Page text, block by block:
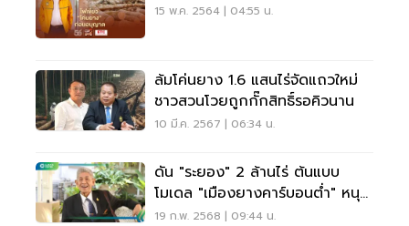
15 พ.ค. 2564 | 04:55 น.
ล้มโค่นยาง 1.6 แสนไร่จัดแถวใหม่
ชาวสวนโวยถูกกั๊กสิทธิ์รอคิวนาน
10 มี.ค. 2567 | 06:34 น.
ดัน "ระยอง" 2 ล้านไร่ ต้นแบบ
โมเดล "เมืองยางคาร์บอนต่ำ" หนุน
เศรษฐกิจ BCG
19 ก.พ. 2568 | 09:44 น.